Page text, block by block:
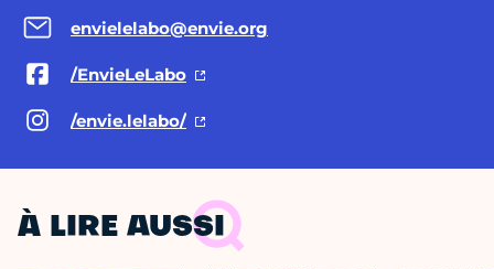
envielelabo@envie.org
/EnvieLeLabo
/envie.lelabo/
À LIRE AUSSI